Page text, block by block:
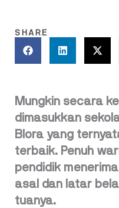
SHARE
Mungkin secara
dimasukkan
Blora yang
terbaik. Penuh
pendidik
asal dan latar
tuanya.